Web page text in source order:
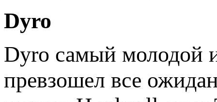
Dyro
Dyro самый молодой
превзошел все